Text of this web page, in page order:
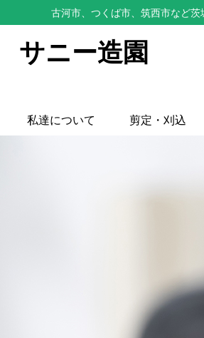
古河市、つくば市、筑西市など
サニー造園
私達について 剪定・刈込